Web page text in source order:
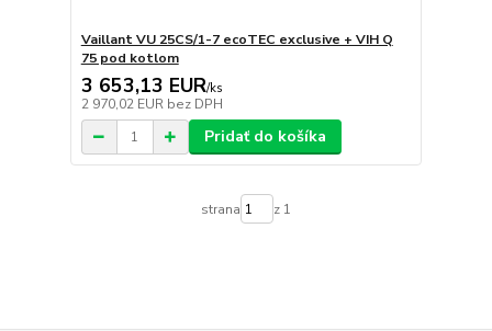
Vaillant VU 25CS/1-7 ecoTEC exclusive + VIH Q
75 pod kotlom
3 653,13 EUR/ks
2 970,02 EUR bez DPH
Pridať do košíka
strana z 1